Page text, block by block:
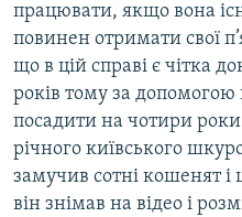
працювати, якщо вона
повинен отримати свої
що в цій справі є чітка
років тому за допомогою
посадити на чотири роки
річного київського
замучив сотні кошенят
він знімав на відео і